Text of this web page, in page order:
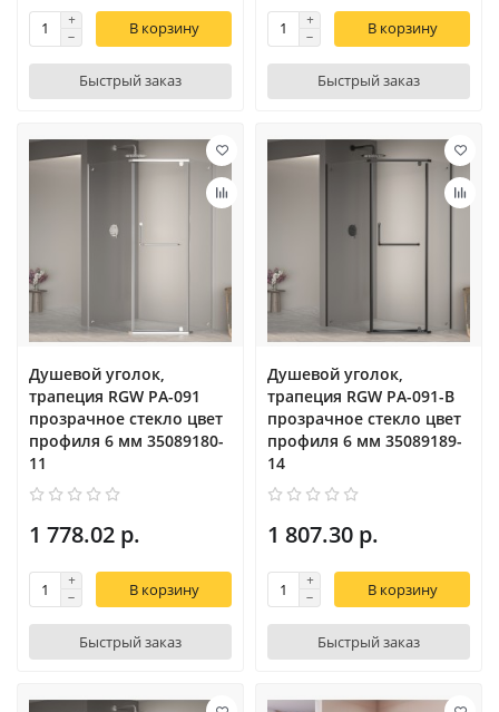
В корзину
Быстрый заказ
В корзину
Быстрый заказ
Душевой уголок,
трапеция RGW PA-091
прозрачное cтекло цвет
профиля 6 мм 35089180-
11
1 778.02 р.
В корзину
Быстрый заказ
Душевой уголок,
трапеция RGW PA-091-B
прозрачное cтекло цвет
профиля 6 мм 35089189-
14
1 807.30 р.
В корзину
Быстрый заказ